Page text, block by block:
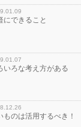
にできること
いろな考え方がある
ものは活用するべき！